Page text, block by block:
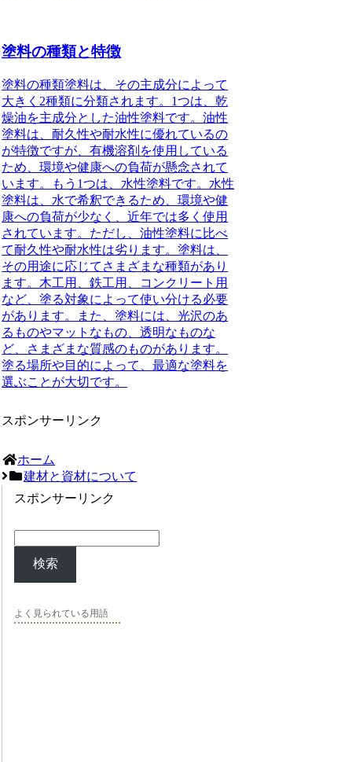
塗料の種類と特徴
塗料の種類塗料は、その主成分によって
大きく2種類に分類されます。1つは、乾
燥油を主成分とした油性塗料です。油性
塗料は、耐久性や耐水性に優れているの
が特徴ですが、有機溶剤を使用している
ため、環境や健康への負荷が懸念されて
います。もう1つは、水性塗料です。水性
塗料は、水で希釈できるため、環境や健
康への負荷が少なく、近年では多く使用
されています。ただし、油性塗料に比べ
て耐久性や耐水性は劣ります。塗料は、
その用途に応じてさまざまな種類があり
ます。木工用、鉄工用、コンクリート用
など、塗る対象によって使い分ける必要
があります。また、塗料には、光沢のあ
るものやマットなもの、透明なものな
ど、さまざまな質感のものがあります。
塗る場所や目的によって、最適な塗料を
選ぶことが大切です。
スポンサーリンク
ホーム
建材と資材について
スポンサーリンク
検索
よく見られている用語